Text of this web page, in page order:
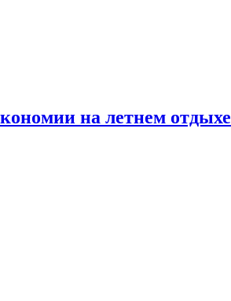
на летнем отдыхе